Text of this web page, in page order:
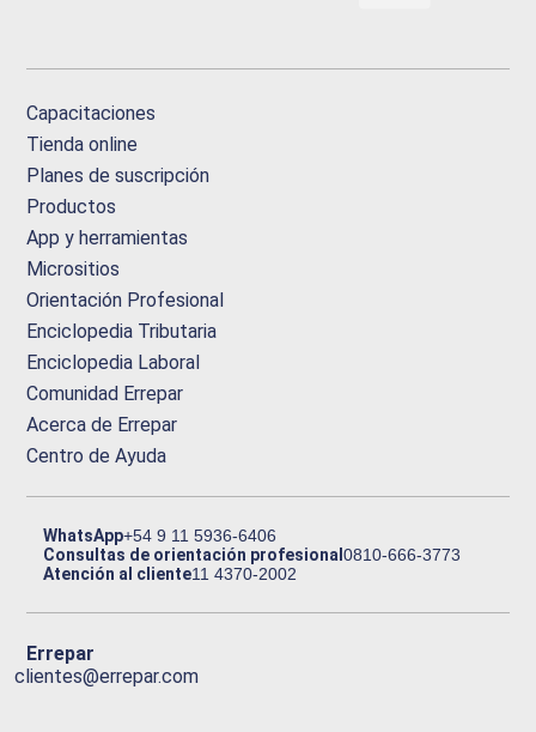
Capacitaciones
Tienda online
Planes de suscripción
Productos
App y herramientas
Micrositios
Orientación Profesional
Enciclopedia Tributaria
Enciclopedia Laboral
Comunidad Errepar
Acerca de Errepar
Centro de Ayuda
WhatsApp+54 9 11 5936-6406
Consultas de orientación profesional0810-666-3773
Atención al cliente11 4370-2002
Errepar
clientes@errepar.com